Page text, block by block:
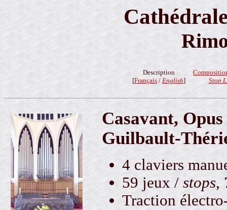
Description
[Français / English]
Stop
Casavant,
Guilbault-
4 claviers
59 jeux / stops,
Traction